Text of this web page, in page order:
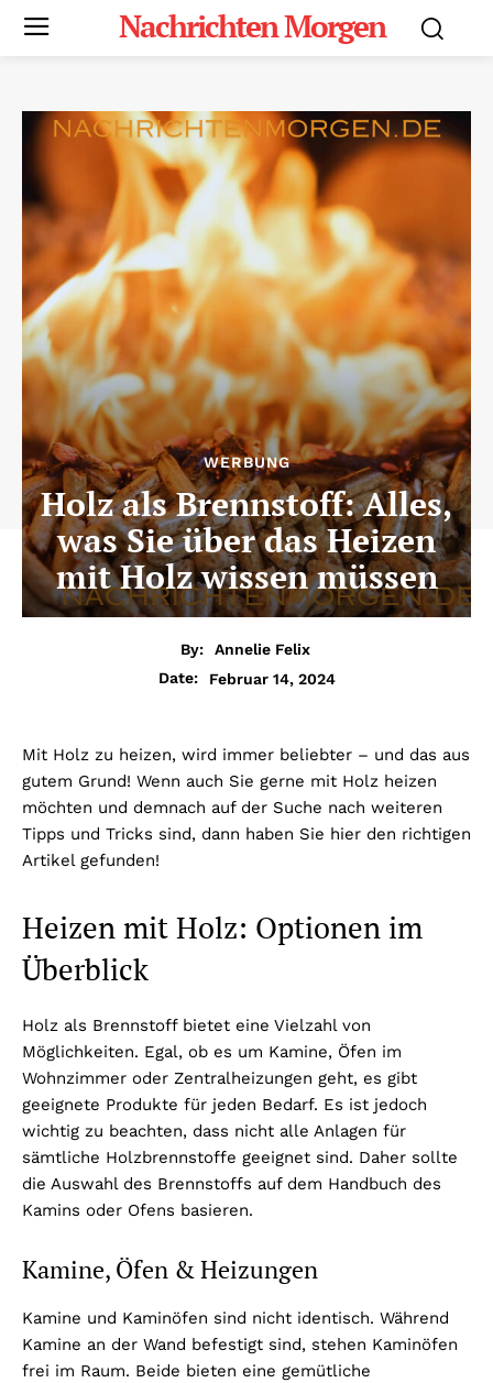
Nachrichten Morgen
WERBUNG
Holz als Brennstoff: Alles,
was Sie über das Heizen
mit Holz wissen müssen
By:
Annelie Felix
Date:
Februar 14, 2024
Mit Holz zu heizen, wird immer beliebter – und das aus
gutem Grund! Wenn auch Sie gerne mit Holz heizen
möchten und demnach auf der Suche nach weiteren
Tipps und Tricks sind, dann haben Sie hier den richtigen
Artikel gefunden!
Heizen mit Holz: Optionen im
Überblick
Holz als Brennstoff bietet eine Vielzahl von
Möglichkeiten. Egal, ob es um Kamine, Öfen im
Wohnzimmer oder Zentralheizungen geht, es gibt
geeignete Produkte für jeden Bedarf. Es ist jedoch
wichtig zu beachten, dass nicht alle Anlagen für
sämtliche Holzbrennstoffe geeignet sind. Daher sollte
die Auswahl des Brennstoffs auf dem Handbuch des
Kamins oder Ofens basieren.
Kamine, Öfen & Heizungen
Kamine und Kaminöfen sind nicht identisch. Während
Kamine an der Wand befestigt sind, stehen Kaminöfen
frei im Raum. Beide bieten eine gemütliche